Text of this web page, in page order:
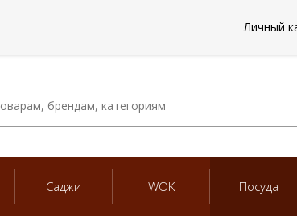
Саджи WOK Посуда
Личный